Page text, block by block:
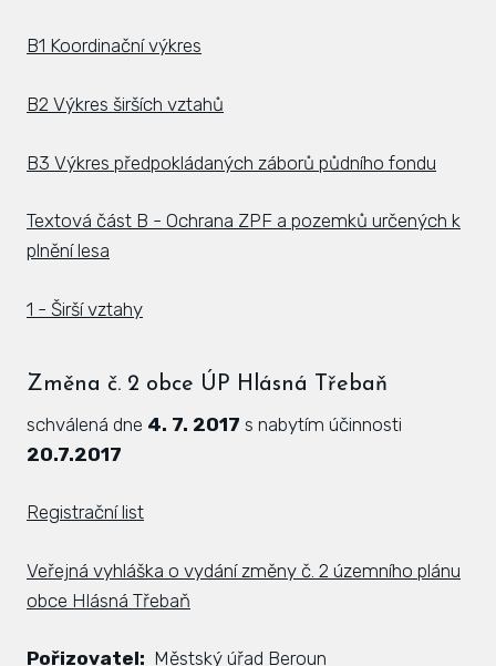
B1 Koordinační výkres
B2 Výkres širších vztahů
B3 Výkres předpokládaných záborů půdního fondu
Textová část B - Ochrana ZPF a pozemků určených k
plnění lesa
1 - Širší vztahy
Změna č. 2 obce ÚP Hlásná Třebaň
schválená dne 4. 7. 2017 s nabytím účinnosti
20.7.2017
Registrační list
Veřejná vyhláška o vydání změny č. 2 územního plánu
obce Hlásná Třebaň
Pořizovatel: Městský úřad Beroun